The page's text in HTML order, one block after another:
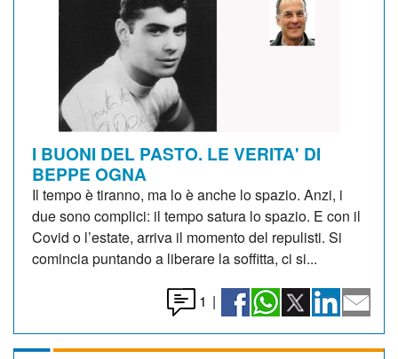
I BUONI DEL PASTO. LE VERITA' DI
BEPPE OGNA
Il tempo è tiranno, ma lo è anche lo spazio. Anzi, i
due sono complici: il tempo satura lo spazio. E con il
Covid o l’estate, arriva il momento del repulisti. Si
comincia puntando a liberare la soffitta, ci si...
1 |